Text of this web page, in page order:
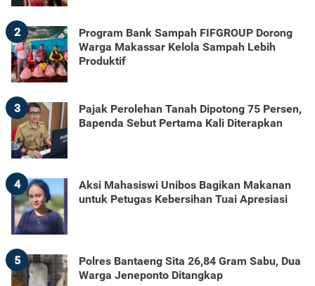
2
Program Bank Sampah FIFGROUP Dorong
Warga Makassar Kelola Sampah Lebih
Produktif
3
Pajak Perolehan Tanah Dipotong 75 Persen,
Bapenda Sebut Pertama Kali Diterapkan
4
Aksi Mahasiswi Unibos Bagikan Makanan
untuk Petugas Kebersihan Tuai Apresiasi
5
Polres Bantaeng Sita 26,84 Gram Sabu, Dua
Warga Jeneponto Ditangkap